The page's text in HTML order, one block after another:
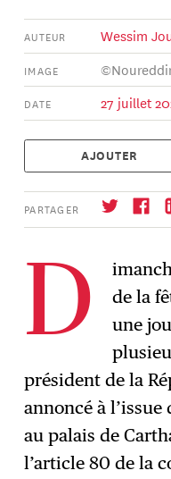
AUTEUR Wessim
IMAGE
DATE 27 juillet
AJOUTER
PARTAGER
S'abonner
D
de la
une
président de la
annoncé à l’issue
au palais de
l’article 80 de la